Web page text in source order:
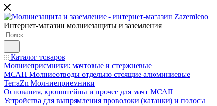
Интернет-магазин молниезащиты и заземления
Каталог товаров
Молниеприемники: мачтовые и стержневые
МСАП Молниеотводы отдельно стоящие алюминиевые
TerraZn Молниеприемники
Основания, кронштейны и прочее для мачт МСАП
Устройства для выпрямления проволоки (катанки) и полосы